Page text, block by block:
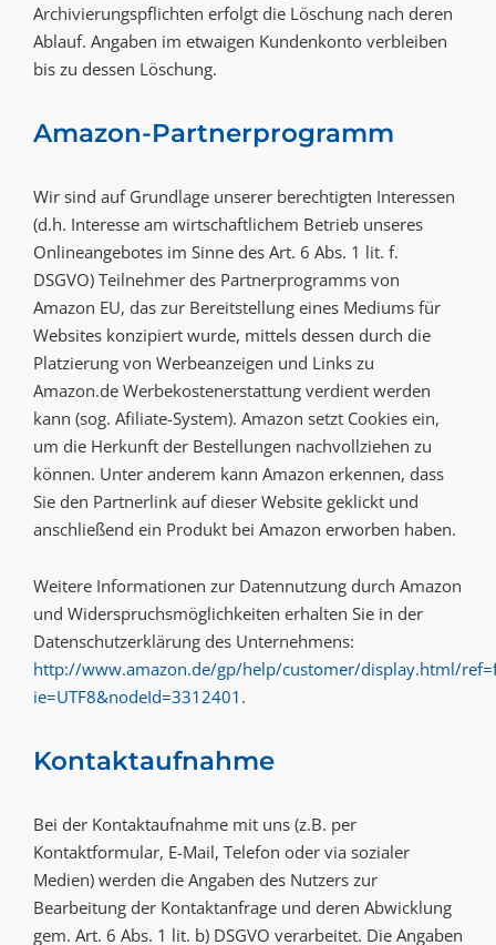
Archivierungspflichten erfolgt die Löschung nach deren
Ablauf. Angaben im etwaigen Kundenkonto verbleiben
bis zu dessen Löschung.
Amazon-Partnerprogramm
Wir sind auf Grundlage unserer berechtigten Interessen
(d.h. Interesse am wirtschaftlichem Betrieb unseres
Onlineangebotes im Sinne des Art. 6 Abs. 1 lit. f.
DSGVO) Teilnehmer des Partnerprogramms von
Amazon EU, das zur Bereitstellung eines Mediums für
Websites konzipiert wurde, mittels dessen durch die
Platzierung von Werbeanzeigen und Links zu
Amazon.de Werbekostenerstattung verdient werden
kann (sog. Afiliate-System). Amazon setzt Cookies ein,
um die Herkunft der Bestellungen nachvollziehen zu
können. Unter anderem kann Amazon erkennen, dass
Sie den Partnerlink auf dieser Website geklickt und
anschließend ein Produkt bei Amazon erworben haben.
Weitere Informationen zur Datennutzung durch Amazon
und Widerspruchsmöglichkeiten erhalten Sie in der
Datenschutzerklärung des Unternehmens:
http://www.amazon.de/gp/help/customer/display.html/
ie=UTF8&nodeId=3312401 .
Kontaktaufnahme
Bei der Kontaktaufnahme mit uns (z.B. per
Kontaktformular, E-Mail, Telefon oder via sozialer
Medien) werden die Angaben des Nutzers zur
Bearbeitung der Kontaktanfrage und deren Abwicklung
gem. Art. 6 Abs. 1 lit. b) DSGVO verarbeitet. Die Angaben